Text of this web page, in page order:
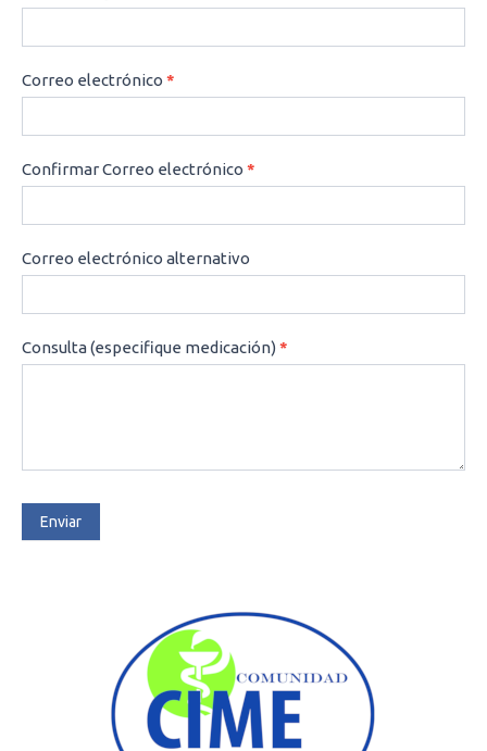
Correo electrónico *
Confirmar Correo electrónico *
Correo electrónico alternativo
Consulta (especifique medicación)*
Enviar